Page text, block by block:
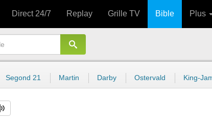
Direct 24/7 Replay Grille TV Bible Plus
Segond 21 Martin Darby Ostervald King-